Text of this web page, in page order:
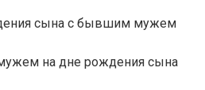
сына с бывшим мужем